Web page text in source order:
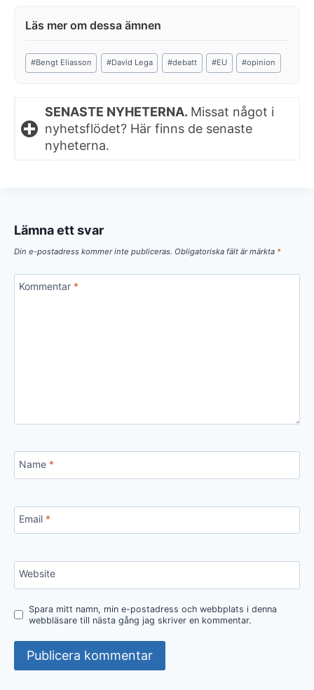
Post
Tags:
#Bengt Eliasson #David Lega #debatt #EU #opinion
SENASTE NYHETERNA. Missat något i
nyhetsflödet? Här finns de senaste
nyheterna.
Lämna ett svar
Din e-postadress kommer inte publiceras. Obligatoriska fält är märkta *
Kommentar *
Name *
Email *
Website
Spara mitt namn, min e-postadress och webbplats i denna
webbläsare till nästa gång jag skriver en kommentar.